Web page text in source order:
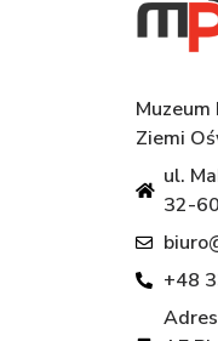
Muzeum
Ziemi
ul.
32-
+48